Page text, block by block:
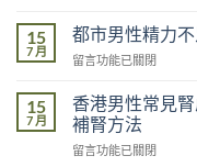
期
熬
夜
男
性
能
15
7 月
都市男性精力
在
市
男
性
精
留言功能已關閉
15
7 月
香港男性常見
補腎方法
在
留言功能已關閉